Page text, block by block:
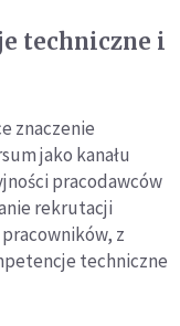
techniczne i
znaczenie
jako kanału
pracodawców
rekrutacji
z
techniczne